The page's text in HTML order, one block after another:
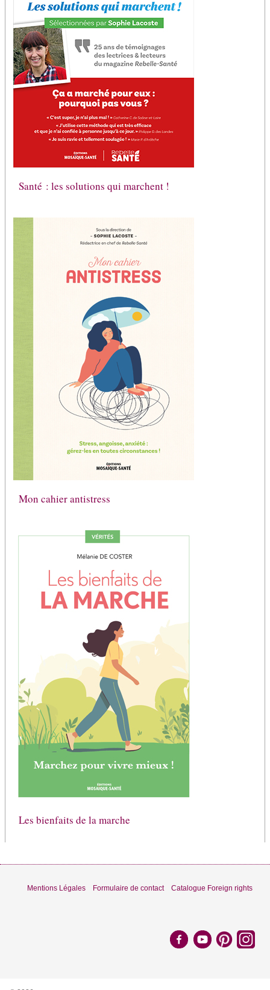
Santé : les solutions qui marchent !
Mon cahier antistress
Les bienfaits de la marche
Mentions Légales Formulaire de contact Catalogue Foreign rights